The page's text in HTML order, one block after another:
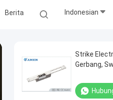
Berita Indonesian
Strike
Gerbang,